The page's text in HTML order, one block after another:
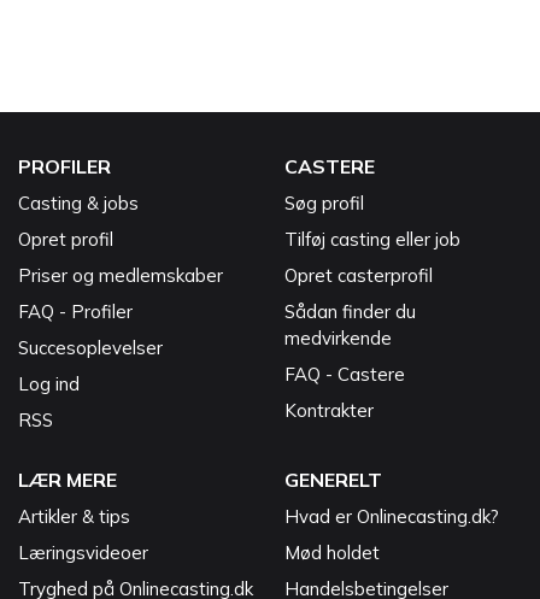
PROFILER
Casting & jobs
Opret profil
Priser og medlemskaber
FAQ - Profiler
Succesoplevelser
Log ind
RSS
CASTERE
Søg profil
Tilføj casting eller job
Opret casterprofil
Sådan finder du
medvirkende
FAQ - Castere
Kontrakter
LÆR MERE
Artikler & tips
Læringsvideoer
Tryghed på Onlinecasting.dk
GENERELT
Hvad er Onlinecasting.dk?
Mød holdet
Handelsbetingelser